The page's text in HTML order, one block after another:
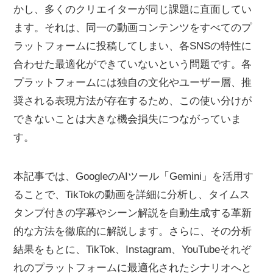
かし、多くのクリエイターが同じ課題に直面してい
ます。それは、同一の動画コンテンツをすべてのプ
ラットフォームに投稿してしまい、各SNSの特性に
合わせた最適化ができていないという問題です。各
プラットフォームには独自の文化やユーザー層、推
奨される表現方法が存在するため、この使い分けが
できないことは大きな機会損失につながっていま
す。
本記事では、GoogleのAIツール「Gemini」を活用す
ることで、TikTokの動画を詳細に分析し、タイムス
タンプ付きの字幕やシーン解説を自動生成する革新
的な方法を徹底的に解説します。さらに、その分析
結果をもとに、TikTok、Instagram、YouTubeそれぞ
れのプラットフォームに最適化されたシナリオへと